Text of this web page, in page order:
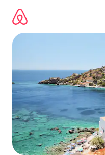
kwenda
kwenye
maudhui